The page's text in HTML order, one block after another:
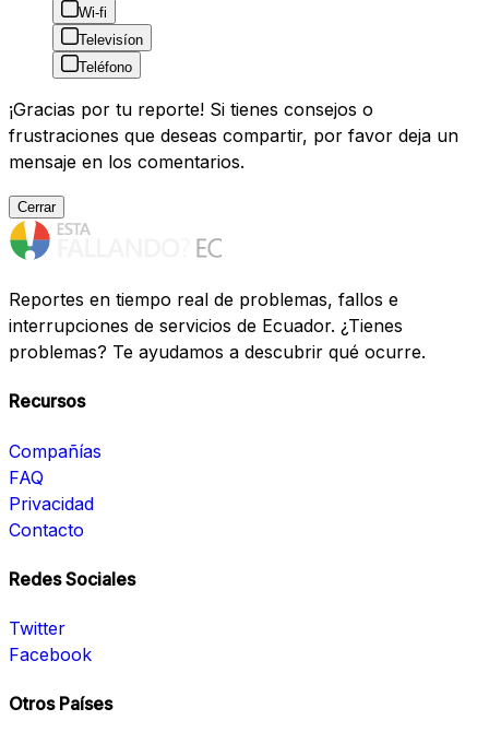
Wi-fi
Televisíon
Teléfono
¡Gracias por tu reporte! Si tienes consejos o
frustraciones que deseas compartir, por favor deja un
mensaje en los comentarios.
Cerrar
Reportes en tiempo real de problemas, fallos e
interrupciones de servicios de Ecuador. ¿Tienes
problemas? Te ayudamos a descubrir qué ocurre.
Recursos
Compañías
FAQ
Privacidad
Contacto
Redes Sociales
Twitter
Facebook
Otros Países